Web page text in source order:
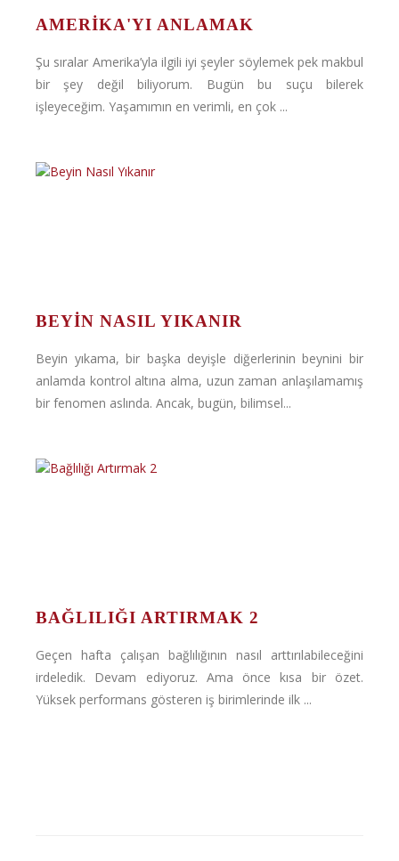
AMERIKA'YI ANLAMAK
Şu sıralar Amerika’yla ilgili iyi şeyler söylemek pek makbul
bir şey değil biliyorum. Bugün bu suçu bilerek
işleyeceğim. Yaşamımın en verimli, en çok ...
BEYIN NASIL YIKANIR
Beyin yıkama, bir başka deyişle diğerlerinin beynini bir
anlamda kontrol altına alma, uzun zaman anlaşılamamış
bir fenomen aslında. Ancak, bugün, bilimsel...
BAĞLILIĞI ARTIRMAK 2
Geçen hafta çalışan bağlılığının nasıl arttırılabileceğini
irdeledik. Devam ediyoruz. Ama önce kısa bir özet.
Yüksek performans gösteren iş birimlerinde ilk ...